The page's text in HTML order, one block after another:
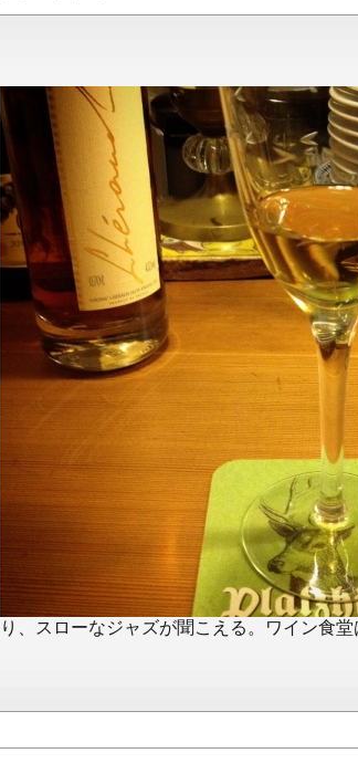
り、スローなジャズが聞こえる。ワイン食